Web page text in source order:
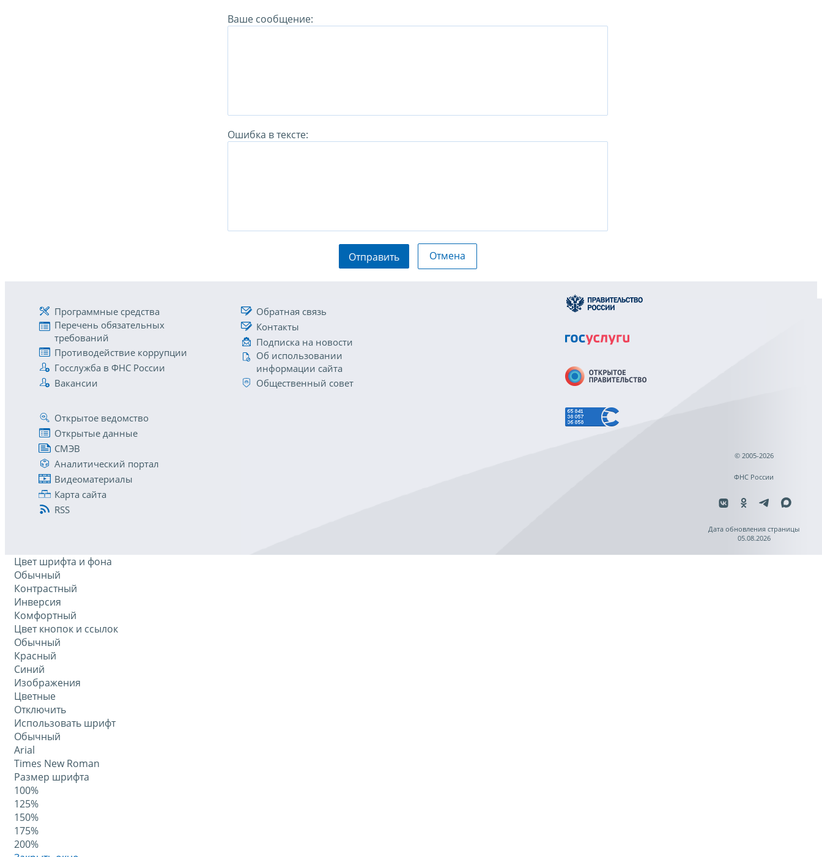
Ваше сообщение:
Ошибка в тексте:
Отправить Отмена
Программные средства
Перечень обязательных
требований
Противодействие коррупции
Госслужба в ФНС России
Вакансии
Обратная связь
Контакты
Подписка на новости
Об использовании
информации сайта
Общественный совет
Открытое ведомство
Открытые данные
СМЭВ
Аналитический портал
Видеоматериалы
Карта сайта
RSS
© 2005-2026
ФНС России
Дата обновления страницы
05.08.2026
Цвет шрифта и фона
Обычный
Контрастный
Инверсия
Комфортный
Цвет кнопок и ссылок
Обычный
Красный
Синий
Изображения
Цветные
Отключить
Использовать шрифт
Обычный
Arial
Times New Roman
Размер шрифта
100%
125%
150%
175%
200%